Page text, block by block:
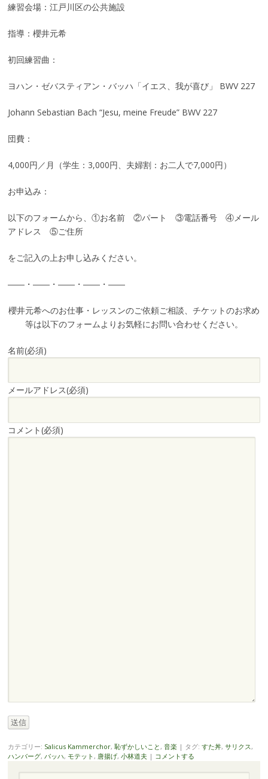
練習会場：江戸川区の公共施設
指導：櫻井元希
初回練習曲：
ヨハン・ゼバスティアン・バッハ「イエス、我が喜び」 BWV 227
Johann Sebastian Bach “Jesu, meine Freude” BWV 227
団費：
4,000円／月（学生：3,000円、夫婦割：お二人で7,000円）
お申込み：
以下のフォームから、①お名前 ②パート ③電話番号 ④メール
アドレス ⑤ご住所
をご記入の上お申し込みください。
――・――・――・――・――
櫻井元希へのお仕事・レッスンのご依頼ご相談、チケットのお求め
等は以下のフォームよりお気軽にお問い合わせください。
名前(必須)
メールアドレス(必須)
コメント(必須)
送信
カテゴリー: Salicus Kammerchor, 恥ずかしいこと , 音楽 | タグ: すた丼, サリクス ,
ハンバーグ, バッハ, モテット , 唐揚げ, 小林道夫 | コメントする